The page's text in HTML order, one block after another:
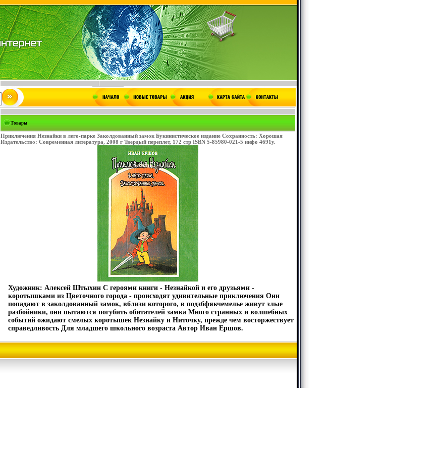
Товары
Приключения Незнайки в лего-парке Заколдованный замок Букинистическое издание Сохранность: Хорошая
Издательство: Современная литература, 2008 г Твердый переплет, 172 стр ISBN 5-85980-021-5 инфо 4691y.
Художник: Алексей Штыхин С героями книги - Незнайкой и его друзьями -
коротышками из Цветочного города - происходят удивительные приключения Они
попадают в заколдованный замок, вблизи которого, в подзбфякчемелье живут злые
разбойники, они пытаются погубить обитателей замка Много странных и волшебных
событий ожидают смелых коротышек Незнайку и Ниточку, прежде чем восторжествует
справедливость Для младшего школьного возраста Автор Иван Ершов.